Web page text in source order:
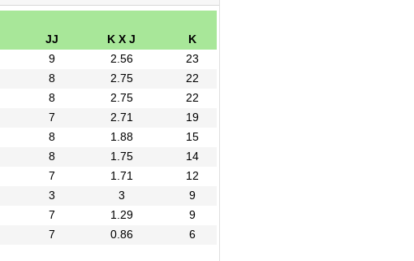
JJ K X J
K
9 2.56
23
8 2.75
22
8 2.75
22
7 2.71
19
8 1.88
15
8 1.75
14
7 1.71
12
3 3
9
7 1.29
9
7 0.86 6